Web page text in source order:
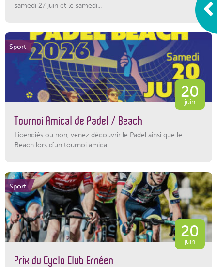
samedi 27 juin et le samedi...
Sport
20
juin
Tournoi Amical de Padel / Beach
Licenciés ou non, venez découvrir le Padel ainsi que le
Beach lors d'un tournoi amical...
Sport
20
juin
Prix du Cyclo Club Ernéen